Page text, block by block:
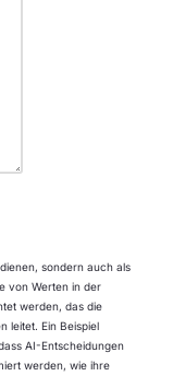
sondern auch als
von Werten in der
werden, das die
leitet. Ein Beispiel
AI-Entscheidungen
werden, wie ihre